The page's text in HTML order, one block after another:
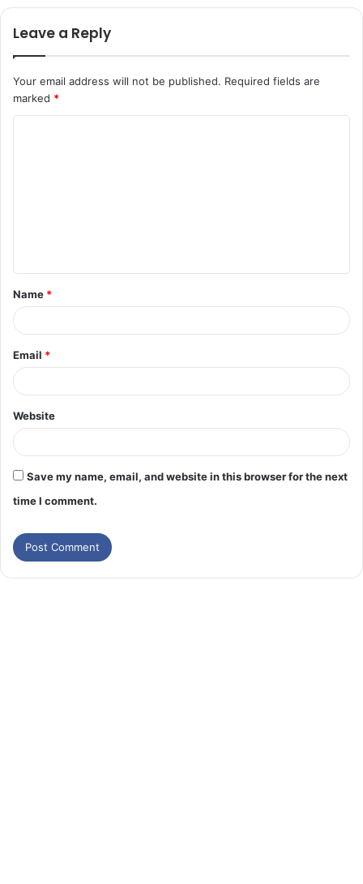
Leave a Reply
Your email address will not be published. Required fields are
marked *
Name *
Email *
Website
Save my name, email, and website in this browser for the next
time I comment.